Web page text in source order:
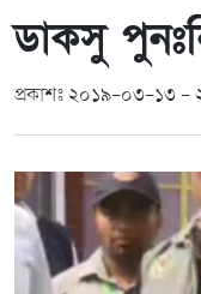
ডাকসু
প্রকাশঃ ২০১৯-০৩-১৩ -